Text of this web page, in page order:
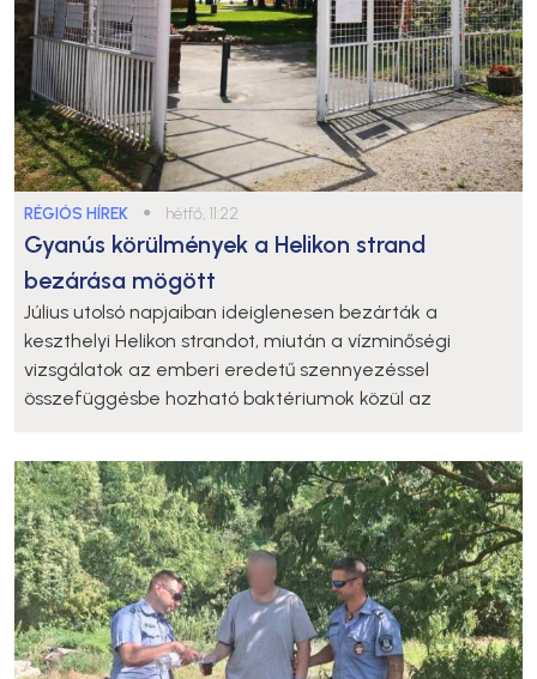
RÉGIÓS HÍREK ● hétfő, 11:22
Gyanús körülmények a Helikon strand
bezárása mögött
Július utolsó napjaiban ideiglenesen bezárták a
keszthelyi Helikon strandot, miután a vízminőségi
vizsgálatok az emberi eredetű szennyezéssel
összefüggésbe hozható baktériumok közül az